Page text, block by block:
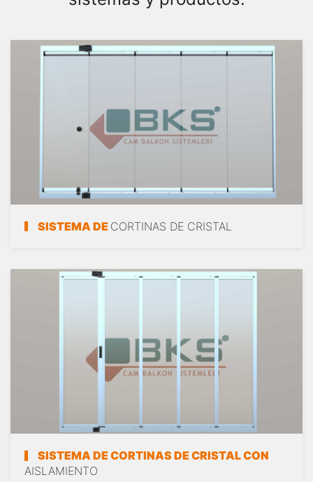
SISTEMA DE CORTINAS DE CRISTAL
SISTEMA DE CORTINAS DE CRISTAL CON
AISLAMIENTO